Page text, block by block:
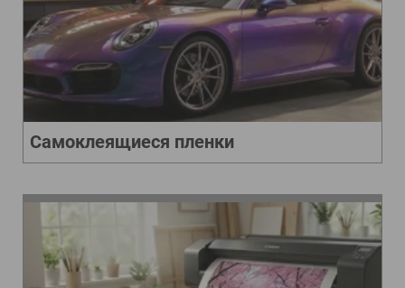
Самоклеящиеся пленки